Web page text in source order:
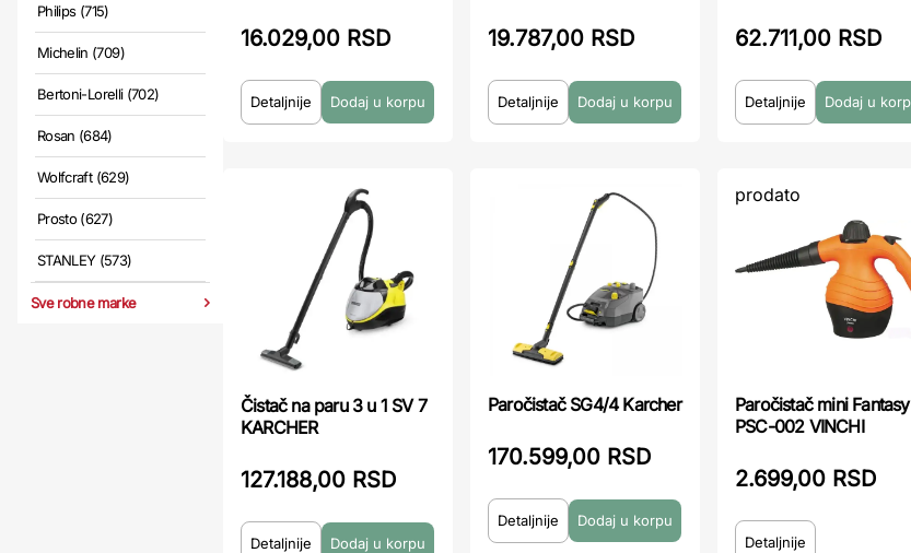
Philips (715)
Michelin (709)
Bertoni-Lorelli (702)
Rosan (684)
Wolfcraft (629)
Prosto (627)
STANLEY (573)
Sve robne marke
16.029,00 RSD
Detaljnije
19.787,00 RSD
Detaljnije
62.711,00 RSD
Detaljnije
Čistač na paru 3 u 1 SV 7
KARCHER
127.188,00 RSD
Detaljnije
Paročistač SG4/4 Karcher
170.599,00 RSD
Detaljnije
prodato
Paročistač mini Fantasy
PSC-002 VINCHI
2.699,00 RSD
Detaljnije